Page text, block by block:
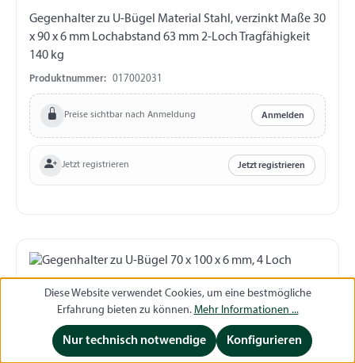
Gegenhalter zu U-Bügel Material Stahl, verzinkt Maße 30
x 90 x 6 mm Lochabstand 63 mm 2-Loch Tragfähigkeit
140 kg
Produktnummer: 017002031
Preise sichtbar nach Anmeldung Anmelden
Jetzt registrieren Jetzt registrieren
Diese Website verwendet Cookies, um eine bestmögliche
Erfahrung bieten zu können. Mehr Informationen ...
Nur technisch notwendige Konfigurieren